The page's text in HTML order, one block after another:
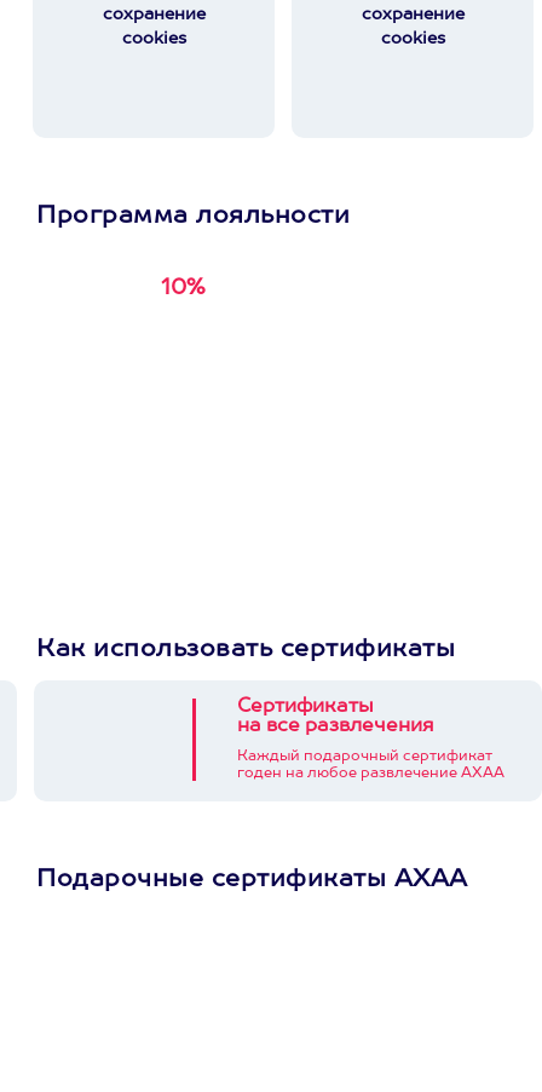
сохранение
cookies
сохранение
cookies
Программа лояльности
10%
Как использовать сертификаты
Сертификаты
на все развлечения
Каждый подарочный сертификат
годен на любое развлечение АХАА
Подарочные сертификаты АХАА